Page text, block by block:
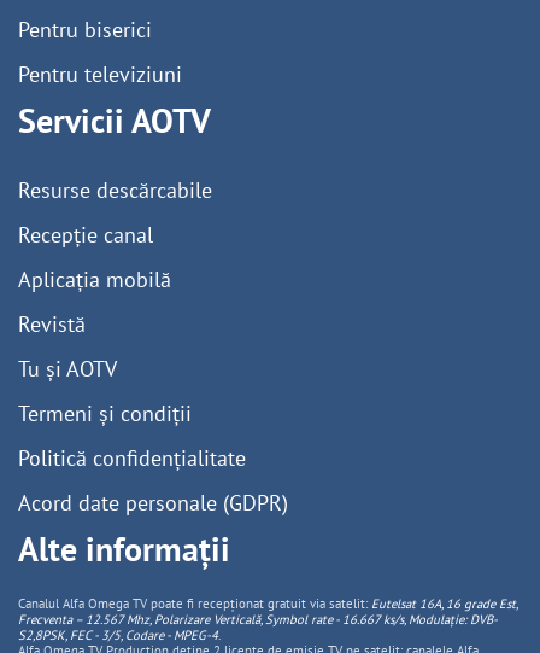
Pentru biserici
Pentru televiziuni
Servicii AOTV
Resurse descărcabile
Recepție canal
Aplicația mobilă
Revistă
Tu și AOTV
Termeni și condiții
Politică confidențialitate
Acord date personale (GDPR)
Alte informații
Canalul Alfa Omega TV poate fi recepționat gratuit via satelit: Eutelsat 16A, 16 grade Est,
Frecventa – 12.567 Mhz, PolarizareVerticală, Symbol rate - 16.667 ks/s, Modulație: DVB-
S2,8PSK, FEC - 3/5, Codare - MPEG-4.